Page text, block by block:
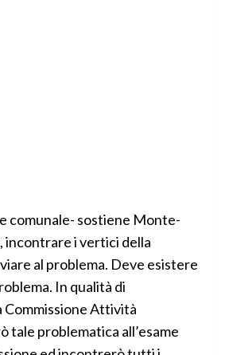
comunale- sostiene Monte-
incontrare i vertici della
al problema. Deve esistere
In qualità di
Commissione Attività
problematica all’esame